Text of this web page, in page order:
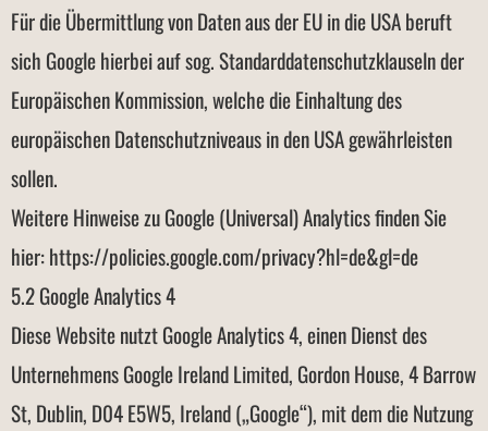
Für die Übermittlung von Daten aus der EU in die USA beruft
sich Google hierbei auf sog. Standarddatenschutzklauseln der
Europäischen Kommission, welche die Einhaltung des
europäischen Datenschutzniveaus in den USA gewährleisten
sollen.
Weitere Hinweise zu Google (Universal) Analytics finden Sie
hier: https://policies.google.com/privacy?hl=de&gl=de
5.2 Google Analytics 4
Diese Website nutzt Google Analytics 4, einen Dienst des
Unternehmens Google Ireland Limited, Gordon House, 4 Barrow
St, Dublin, D04 E5W5, Ireland („Google“), mit dem die Nutzung